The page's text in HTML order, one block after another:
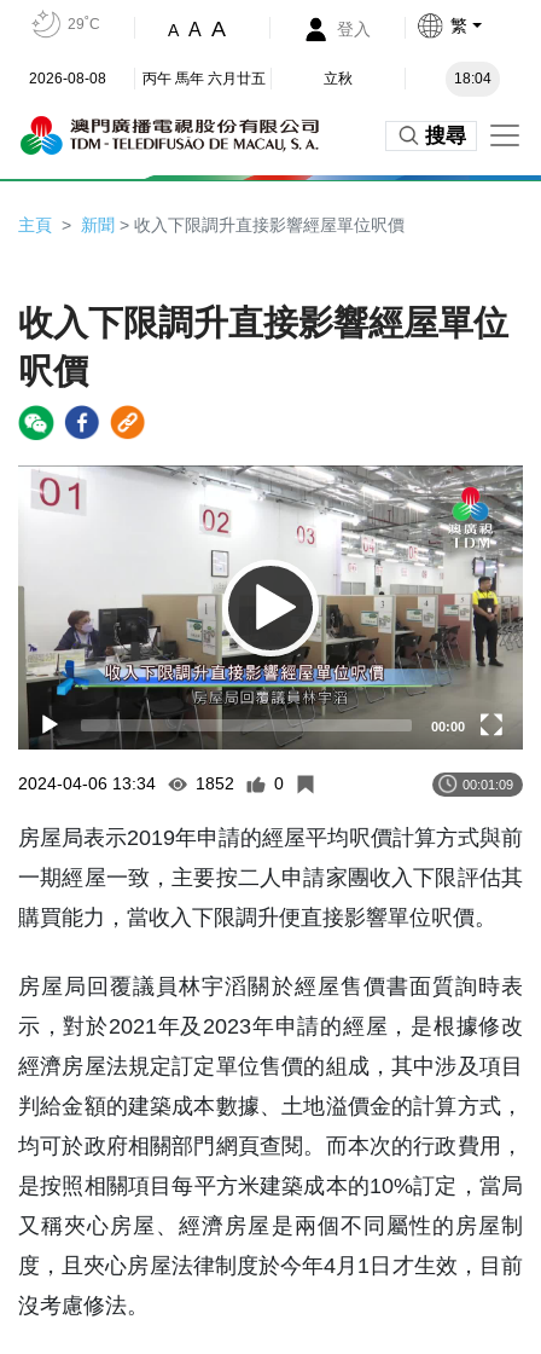
29˚C A A A 登入 繁
2026-08-08 丙午 馬年 六月廿五 立秋 18:04
搜尋
主頁 新聞 > 收入下限調升直接影響經屋單位呎價
收入下限調升直接影響經屋單位
呎價
Video
Player
00:00
2024-04-06 13:34 1852 0 00:01:09
房屋局表示2019年申請的經屋平均呎價計算方式與前
一期經屋一致，主要按二人申請家團收入下限評估其
購買能力，當收入下限調升便直接影響單位呎價。
房屋局回覆議員林宇滔關於經屋售價書面質詢時表
示，對於2021年及2023年申請的經屋，是根據修改
經濟房屋法規定訂定單位售價的組成，其中涉及項目
判給金額的建築成本數據、土地溢價金的計算方式，
均可於政府相關部門網頁查閱。而本次的行政費用，
是按照相關項目每平方米建築成本的10%訂定，當局
又稱夾心房屋、經濟房屋是兩個不同屬性的房屋制
度，且夾心房屋法律制度於今年4月1日才生效，目前
沒考慮修法。